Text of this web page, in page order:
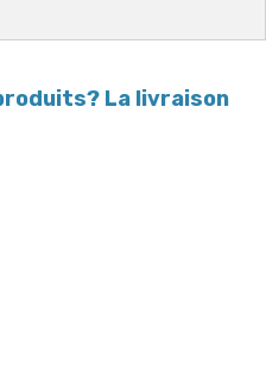
La livraison